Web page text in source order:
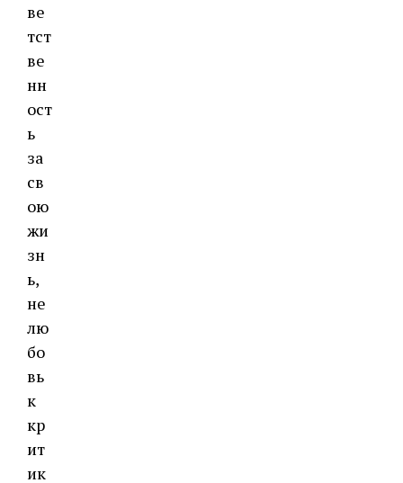
ве
тст
ве
нн
ост
ь
за
св
ою
жи
зн
ь,
не
лю
бо
вь
к
кр
ит
ик